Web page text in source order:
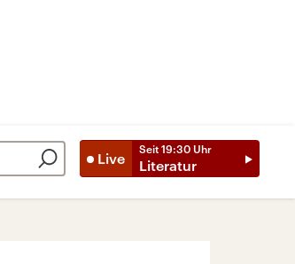
Live
Seit 19:30 Uhr
Literatur